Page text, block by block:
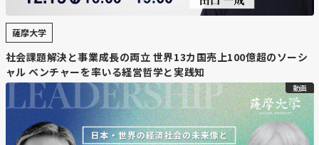
薩摩大学
社会課題解決と事業成長の両立 世界13カ国売上100億超のソーシ
ャル ベンチャーを率いる経営哲学と実践知
動画